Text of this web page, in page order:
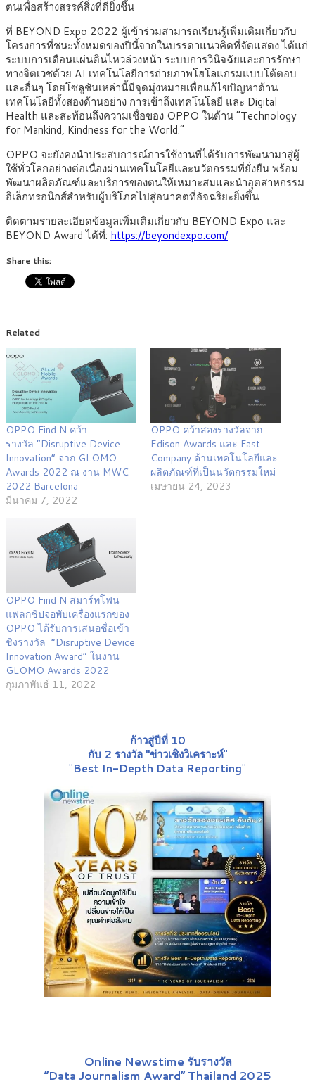
ตนเพื่อสร้างสรรค์สิ่งที่ดียิ่งชึ้น
ที่ BEYOND Expo 2022 ผู้เข้าร่วมสามารถเรียนรู้เพิ่มเติมเกี่ยวกับ
โครงการที่ชนะทั้งหมดของปีนี้จากในบรรดาแนวคิดที่จัดแสดง ได้แก่
ระบบการเตือนแผ่นดินไหวล่วงหน้า ระบบการวินิจฉัยและการรักษา
ทางจิตเวชด้วย AI เทคโนโลยีการถ่ายภาพโฮโลแกรมแบบโต้ตอบ
และอื่นๆ โดยโซลูชันเหล่านี้มีจุดมุ่งหมายเพื่อแก้ไขปัญหาด้าน
เทคโนโลยีทั้งสองด้านอย่าง การเข้าถึงเทคโนโลยี และ Digital
Health และสะท้อนถึงความเชื่อของ OPPO ในด้าน “Technology
for Mankind, Kindness for the World.”
OPPO จะยังคงนำประสบการณ์การใช้งานที่ได้รับการพัฒนามาสู่ผู้
ใช้ทั่วโลกอย่างต่อเนื่องผ่านเทคโนโลยีและนวัตกรรมที่ยั่งยืน พร้อม
พัฒนาผลิตภัณฑ์และบริการของตนให้เหมาะสมและนำอุตสาหกรรม
อิเล็กทรอนิกส์สำหรับผู้บริโภคไปสู่อนาคตที่อัจฉริยะยิ่งขึ้น
ติดตามรายละเอียดข้อมูลเพิ่มเติมเกี่ยวกับ BEYOND Expo และ
BEYOND Award ได้ที่: https://beyondexpo.com/
Share this:
Related
OPPO Find N คว้า
รางวัล “Disruptive Device
Innovation” จาก GLOMO
Awards 2022 ณ งาน MWC
2022 Barcelona
มีนาคม 7, 2022
OPPO คว้าสองรางวัลจาก
Edison Awards และ Fast
Company ด้านเทคโนโลยีและ
ผลิตภัณฑ์ที่เป็นนวัตกรรมใหม่
เมษายน 24, 2023
OPPO Find N สมาร์ทโฟน
แฟลกชิปจอพับเครื่องแรกของ
OPPO ได้รับการเสนอชื่อเข้า
ชิงรางวัล “Disruptive Device
Innovation Award” ในงาน
GLOMO Awards 2022
กุมภาพันธ์ 11, 2022
ก้าวสู่ปีที่ 10
กับ 2 รางวัล "ข่าวเชิงวิเคราะห์"
"Best In-Depth Data Reporting"
Online Newstime รับรางวัล
“Data Journalism Award” Thailand 2025